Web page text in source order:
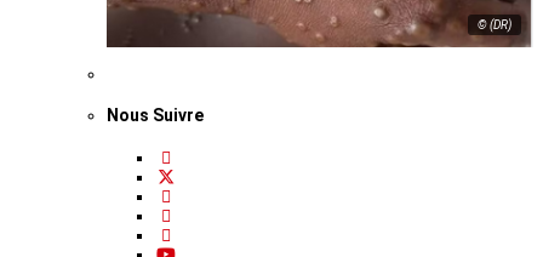
© (DR)
Nous Suivre